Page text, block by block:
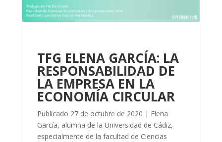
TFG ELENA GARCÍA: LA
RESPONSABILIDAD DE
LA EMPRESA EN LA
ECONOMÍA CIRCULAR
Publicado 27 de octubre de 2020 | Elena
García, alumna de la Universidad de Cádiz,
especialmente de la facultad de Ciencias